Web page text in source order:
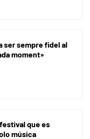
ser sempre fidel al
moment»
que es
música